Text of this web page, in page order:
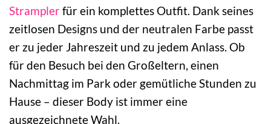
Stramplerfür ein komplettes Outfit. Dank seines
zeitlosen Designs und der neutralen Farbe passt
er zu jeder Jahreszeit und zu jedem Anlass. Ob
für den Besuch bei den Großeltern, einen
Nachmittag im Park oder gemütliche Stunden zu
Hause – dieser Body ist immer eine
ausgezeichnete Wahl.